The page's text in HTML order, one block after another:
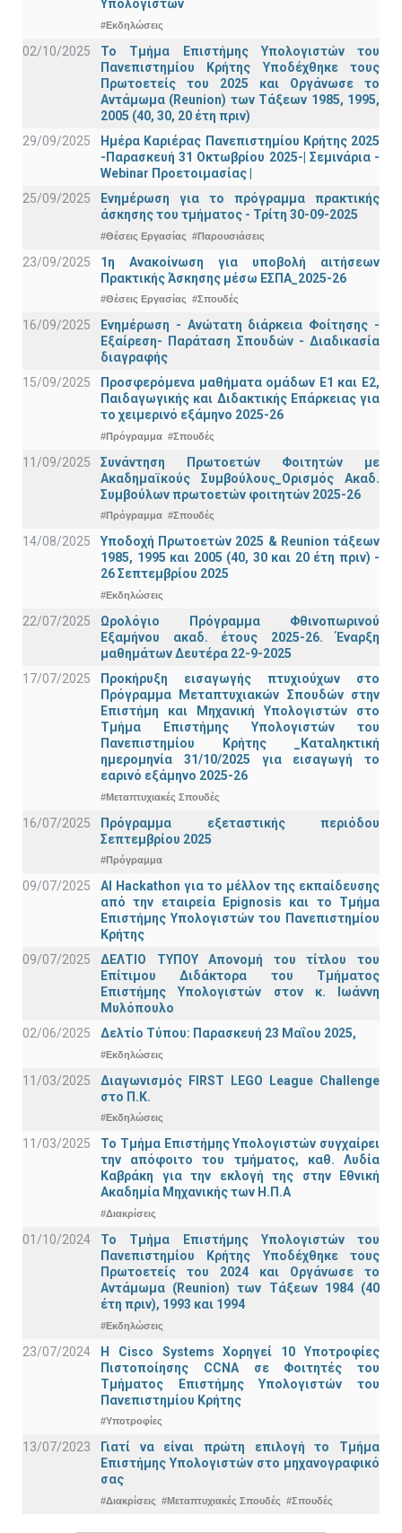
Υπολογιστών
#Εκδηλώσεις
02/10/2025
Το Τμήμα Επιστήμης Υπολογιστών του
Πανεπιστημίου Κρήτης Υποδέχθηκε τους
Πρωτοετείς του 2025 και Οργάνωσε το
Αντάμωμα (Reunion) των Τάξεων 1985, 1995,
2005 (40, 30, 20 έτη πριν)
29/09/2025
Ημέρα Καριέρας Πανεπιστημίου Κρήτης 2025
-Παρασκευή 31 Οκτωβρίου 2025-| Σεμινάρια -
Webinar Προετοιμασίας |
25/09/2025
Ενημέρωση για το πρόγραμμα πρακτικής
άσκησης του τμήματος - Τρίτη 30-09-2025
#Θέσεις Εργασίας #Παρουσιάσεις
23/09/2025
1η Ανακοίνωση για υποβολή αιτήσεων
Πρακτικής Άσκησης μέσω ΕΣΠΑ_2025-26
#Θέσεις Εργασίας #Σπουδές
16/09/2025
Ενημέρωση - Ανώτατη διάρκεια Φοίτησης -
Εξαίρεση- Παράταση Σπουδών - Διαδικασία
διαγραφής
15/09/2025
Προσφερόμενα μαθήματα ομάδων Ε1 και Ε2,
Παιδαγωγικής και Διδακτικής Επάρκειας για
το χειμερινό εξάμηνο 2025-26
#Πρόγραμμα #Σπουδές
11/09/2025
Συνάντηση Πρωτοετών Φοιτητών με
Ακαδημαϊκούς Συμβούλους_Ορισμός Ακαδ.
Συμβούλων πρωτοετών φοιτητών 2025-26
#Πρόγραμμα #Σπουδές
14/08/2025
Υποδοχή Πρωτοετών 2025 & Reunion τάξεων
1985, 1995 και 2005 (40, 30 και 20 έτη πριν) -
26 Σεπτεμβρίου 2025
#Εκδηλώσεις
22/07/2025
Ωρολόγιο Πρόγραμμα Φθινοπωρινού
Εξαμήνου ακαδ. έτους 2025-26. Έναρξη
μαθημάτων Δευτέρα 22-9-2025
17/07/2025
Προκήρυξη εισαγωγής πτυχιούχων στo
Πρόγραμμα Μεταπτυχιακών Σπουδών στην
Επιστήμη και Μηχανική Υπολογιστών στο
Τμήμα Eπιστήμης Υπολογιστών του
Πανεπιστημίου Κρήτης _Καταληκτική
ημερομηνία 31/10/2025 για εισαγωγή το
εαρινό εξάμηνο 2025-26
#Μεταπτυχιακές Σπουδές
16/07/2025
Πρόγραμμα εξεταστικής περιόδου
Σεπτεμβρίου 2025
#Πρόγραμμα
09/07/2025
AI Hackathon για το μέλλον της εκπαίδευσης
από την εταιρεία Epignosis και το Τμήμα
Επιστήμης Υπολογιστών του Πανεπιστημίου
Κρήτης
09/07/2025
ΔΕΛΤΙΟ ΤΥΠΟΥ Απονομή του τίτλου του
Επίτιμου Διδάκτορα του Τμήματος
Επιστήμης Υπολογιστών στον κ. Ιωάννη
Μυλόπουλο
02/06/2025
Δελτίο Τύπου: Παρασκευή 23 Μαΐου 2025,
#Εκδηλώσεις
11/03/2025
Διαγωνισμός FIRST LEGO League Challenge
στο Π.Κ.
#Εκδηλώσεις
11/03/2025
Το Τμήμα Επιστήμης Υπολογιστών συγχαίρει
την απόφοιτο του τμήματος, καθ. Λυδία
Καβράκη για την εκλογή της στην Εθνική
Ακαδημία Μηχανικής των Η.Π.Α
#Διακρίσεις
01/10/2024
Το Τμήμα Επιστήμης Υπολογιστών του
Πανεπιστημίου Κρήτης Υποδέχθηκε τους
Πρωτοετείς του 2024 και Οργάνωσε το
Αντάμωμα (Reunion) των Τάξεων 1984 (40
έτη πριν), 1993 και 1994
#Εκδηλώσεις
23/07/2024
Η Cisco Systems Χορηγεί 10 Υποτροφίες
Πιστοποίησης CCNA σε Φοιτητές του
Τμήματος Επιστήμης Υπολογιστών του
Πανεπιστημίου Κρήτης
#Υποτροφίες
13/07/2023
Γιατί να είναι πρώτη επιλογή το Τμήμα
Επιστήμης Υπολογιστών στο μηχανογραφικό
σας
#Διακρίσεις #Μεταπτυχιακές Σπουδές #Σπουδές